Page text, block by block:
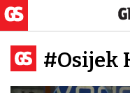
#Osijek